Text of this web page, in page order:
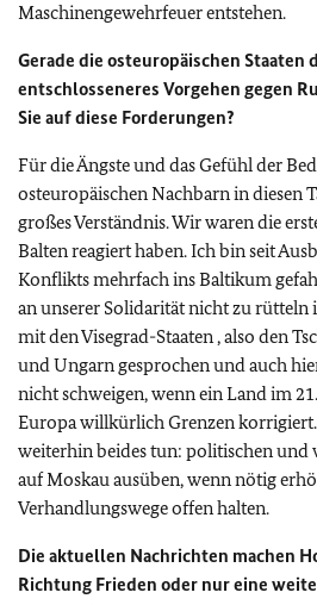
Maschinengewehrfeuer entstehen.
Gerade die osteuropäischen Staaten
entschlosseneres Vorgehen gegen
Sie auf diese Forderungen?
Für die Ängste und das Gefühl der
osteuropäischen Nachbarn in diesen
großes Verständnis. Wir waren die
Balten reagiert haben. Ich bin seit
Konflikts mehrfach ins Baltikum
an unserer Solidarität nicht zu rütteln
mit den Visegrad-Staaten , also den
und Ungarn gesprochen und auch
nicht schweigen, wenn ein Land im
Europa willkürlich Grenzen
weiterhin beides tun: politischen
auf Moskau ausüben, wenn nötig
Verhandlungswege offen halten.
Die aktuellen Nachrichten machen
Richtung Frieden oder nur eine